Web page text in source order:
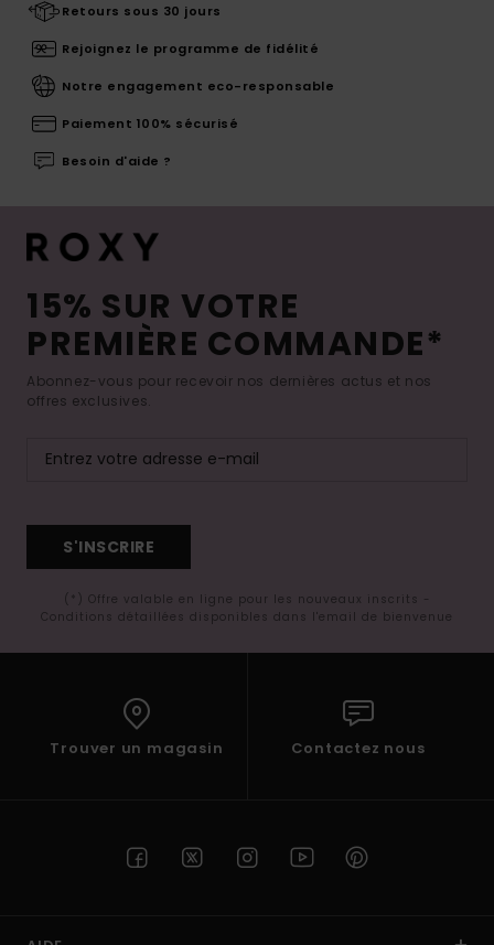
Retours sous 30 jours
Rejoignez le programme de fidélité
Notre engagement eco-responsable
Paiement 100% sécurisé
Besoin d'aide ?
15% SUR VOTRE
PREMIÈRE COMMANDE*
Abonnez-vous pour recevoir nos dernières actus et nos
offres exclusives.
S'INSCRIRE
(*) Offre valable en ligne pour les nouveaux inscrits -
Conditions détaillées disponibles dans l'email de bienvenue
Trouver un magasin Contactez nous